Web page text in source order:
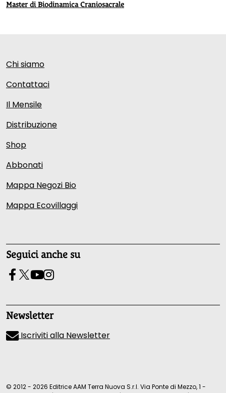
Master di Biodinamica Craniosacrale
Chi siamo
Contattaci
Il Mensile
Distribuzione
Shop
Abbonati
Mappa Negozi Bio
Mappa Ecovillaggi
Seguici anche su
Newsletter
Iscriviti alla Newsletter
© 2012 - 2026 Editrice AAM Terra Nuova S.r.l. Via Ponte di Mezzo, 1 -